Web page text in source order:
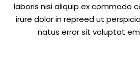
laboris nisi aliquip ex commodo
irure dolor in repreed ut
natus error sit voluptat